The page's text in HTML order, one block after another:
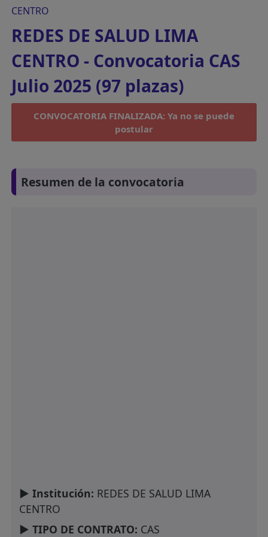
CENTRO
REDES DE SALUD LIMA
CENTRO - Convocatoria CAS
Julio 2025 (97 plazas)
CONVOCATORIA FINALIZADA: Ya no se puede
postular
Resumen de la convocatoria
► Institución: REDES DE SALUD LIMA
CENTRO
► TIPO DE CONTRATO: CAS